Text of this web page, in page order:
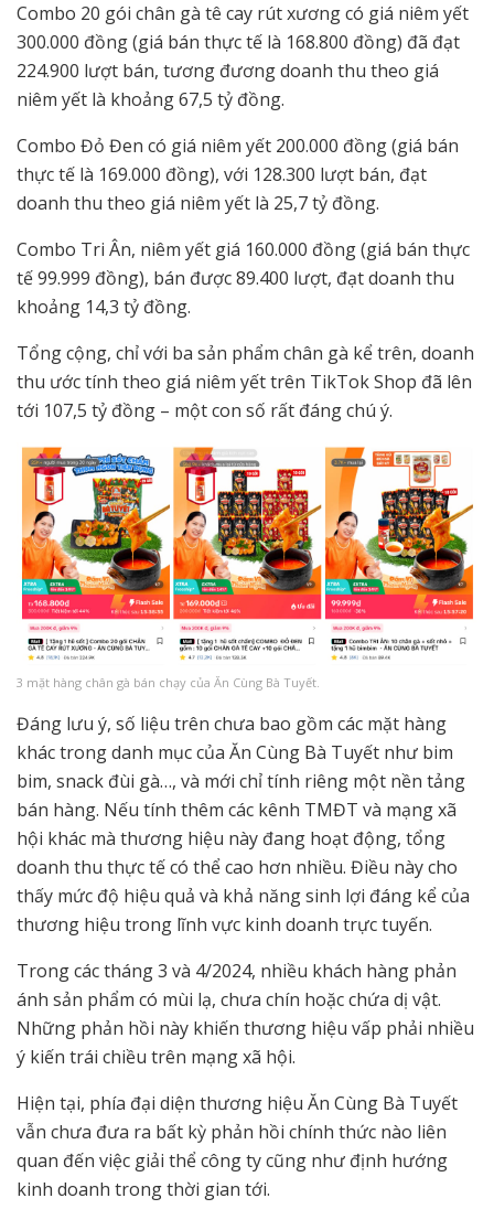
Combo 20 gói chân gà tê cay rút xương có giá niêm yết
300.000 đồng (giá bán thực tế là 168.800 đồng) đã đạt
224.900 lượt bán, tương đương doanh thu theo giá
niêm yết là khoảng 67,5 tỷ đồng.
Combo Đỏ Đen có giá niêm yết 200.000 đồng (giá bán
thực tế là 169.000 đồng), với 128.300 lượt bán, đạt
doanh thu theo giá niêm yết là 25,7 tỷ đồng.
Combo Tri Ân, niêm yết giá 160.000 đồng (giá bán thực
tế 99.999 đồng), bán được 89.400 lượt, đạt doanh thu
khoảng 14,3 tỷ đồng.
Tổng cộng, chỉ với ba sản phẩm chân gà kể trên, doanh
thu ước tính theo giá niêm yết trên TikTok Shop đã lên
tới 107,5 tỷ đồng – một con số rất đáng chú ý.
3 mặt hàng chân gà bán chạy của Ăn Cùng Bà Tuyết.
Đáng lưu ý, số liệu trên chưa bao gồm các mặt hàng
khác trong danh mục của Ăn Cùng Bà Tuyết như bim
bim, snack đùi gà…, và mới chỉ tính riêng một nền tảng
bán hàng. Nếu tính thêm các kênh TMĐT và mạng xã
hội khác mà thương hiệu này đang hoạt động, tổng
doanh thu thực tế có thể cao hơn nhiều. Điều này cho
thấy mức độ hiệu quả và khả năng sinh lợi đáng kể của
thương hiệu trong lĩnh vực kinh doanh trực tuyến.
Trong các tháng 3 và 4/2024, nhiều khách hàng phản
ánh sản phẩm có mùi lạ, chưa chín hoặc chứa dị vật.
Những phản hồi này khiến thương hiệu vấp phải nhiều
ý kiến trái chiều trên mạng xã hội.
Hiện tại, phía đại diện thương hiệu Ăn Cùng Bà Tuyết
vẫn chưa đưa ra bất kỳ phản hồi chính thức nào liên
quan đến việc giải thể công ty cũng như định hướng
kinh doanh trong thời gian tới.